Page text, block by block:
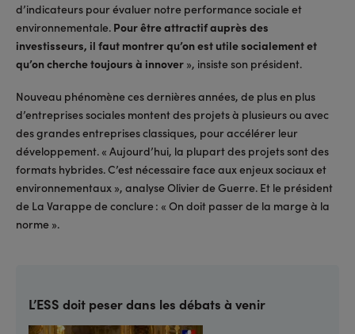
d’indicateurs pour évaluer notre performance sociale et
environnementale. Pour être attractif auprès des
investisseurs, il faut montrer qu’on est utile socialement et
qu’on cherche toujours à innover », insiste son président.
Nouveau phénomène ces dernières années, de plus en plus
d’entreprises sociales montent des projets à plusieurs ou avec
des grandes entreprises classiques, pour accélérer leur
développement. « Aujourd’hui, la plupart des projets sont des
formats hybrides. C’est nécessaire face aux enjeux sociaux et
environnementaux », analyse Olivier de Guerre. Et le président
de La Varappe de conclure : « On doit passer de la marge à la
norme ».
L’ESS doit peser dans les débats à venir